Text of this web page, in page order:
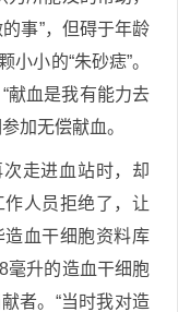
事”，但碍于年龄
小的“朱砂痣”。
献血是我有能力去
加无偿献血。
走进血站时，却
人员拒绝了，让
血干细胞资料库
毫升的造血干细胞
者。“当时我对造